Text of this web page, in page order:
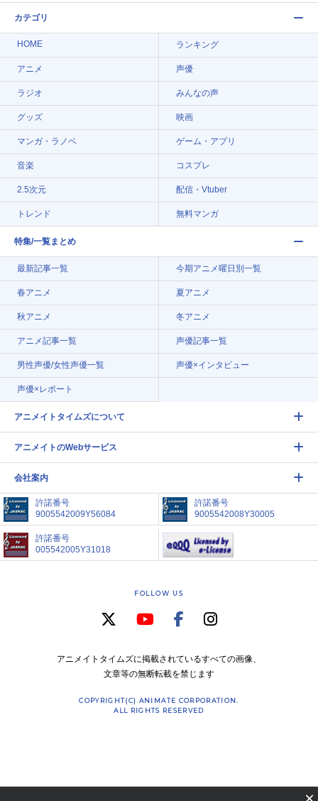
カテゴリ
HOME ランキング
アニメ 声優
ラジオ みんなの声
グッズ 映画
マンガ・ラノベ ゲーム・アプリ
音楽 コスプレ
2.5次元 配信・Vtuber
トレンド 無料マンガ
特集/一覧まとめ
最新記事一覧 今期アニメ曜日別一覧
春アニメ 夏アニメ
秋アニメ 冬アニメ
アニメ記事一覧 声優記事一覧
男性声優/女性声優一覧 声優×インタビュー
声優×レポート
アニメイトタイムズについて
アニメイトのWebサービス
会社案内
許諾番号
9005542009Y56084
許諾番号
9005542008Y30005
許諾番号
005542005Y31018
FOLLOW US
アニメイトタイムズに掲載されているすべての画像、
文章等の無断転載を禁じます
COPYRIGHT(C) ANIMATE CORPORATION.
ALL RIGHTS RESERVED